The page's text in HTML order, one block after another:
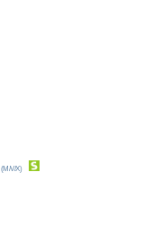
(M/V/X)